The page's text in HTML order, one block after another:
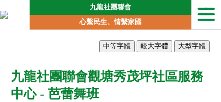
本
會
動
向
九龍社團聯會
心繫民生、情繫家國
九龍社團聯會觀塘秀茂坪社區服務
中心 - 芭蕾舞班